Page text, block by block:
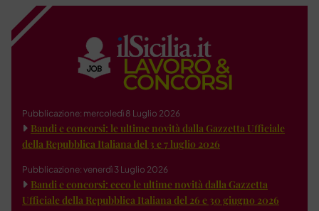
Pubblicazione: mercoledì 8 Luglio 2026
Bandi e concorsi: le ultime novità dalla Gazzetta Ufficiale
della Repubblica Italiana del 3 e 7 luglio 2026
Pubblicazione: venerdì 3 Luglio 2026
Bandi e concorsi: ecco le ultime novità dalla Gazzetta
Ufficiale della Repubblica Italiana del 26 e 30 giugno 2026